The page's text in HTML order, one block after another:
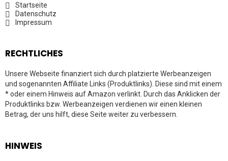
Startseite
Datenschutz
Impressum
RECHTLICHES
Unsere Webseite finanziert sich durch platzierte Werbeanzeigen
und sogenannten Affiliate Links (Produktlinks). Diese sind mit einem
* oder einem Hinweis auf Amazon verlinkt. Durch das Anklicken der
Produktlinks bzw. Werbeanzeigen verdienen wir einen kleinen
Betrag, der uns hilft, diese Seite weiter zu verbessern.
HINWEIS